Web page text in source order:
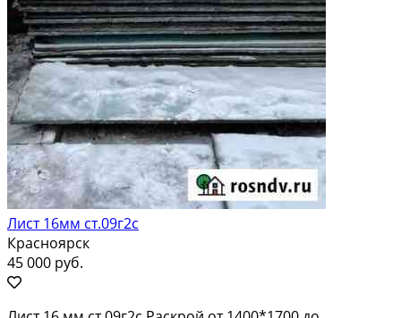
Лист 16мм ст.09г2с
Красноярск
45 000 руб.